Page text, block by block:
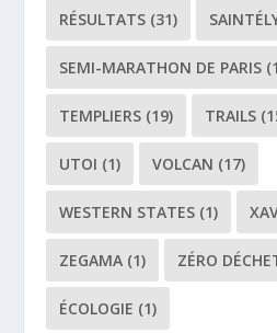
RÉSULTATS (31)
SEMI-MARATHON DE PARIS
TEMPLIERS (19) TRAILS
UTOI (1) VOLCAN (17)
WESTERN STATES (1)
ZEGAMA (1) ZÉRO
ÉCOLOGIE (1)